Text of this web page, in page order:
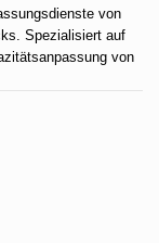
von
Spezialisiert auf
von